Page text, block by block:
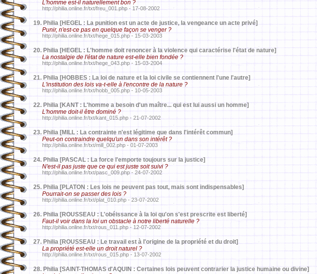
L'homme est-il naturellement bon ?
http://philia.online.fr/txt/freu_001.php - 17-08-2002
19. Philia [HEGEL : La punition est un acte de justice, la vengeance un acte privé]
Punir, n'est-ce pas en quelque façon se venger ?
http://philia.online.fr/txt/hege_015.php - 15-03-2003
20. Philia [HEGEL : L'homme doit renoncer à la violence qui caractérise l'état de nature]
La nostalgie de l'état de nature est-elle bien fondée ?
http://philia.online.fr/txt/hege_043.php - 15-03-2004
21. Philia [HOBBES : La loi de nature et la loi civile se contiennent l'une l'autre]
L'institution des lois va-t-elle à l'encontre de la nature ?
http://philia.online.fr/txt/hobb_005.php - 10-05-2003
22. Philia [KANT : L'homme a besoin d'un maître... qui est lui aussi un homme]
L'homme doit-il être dominé ?
http://philia.online.fr/txt/kant_015.php - 21-07-2002
23. Philia [MILL : La contrainte n'est légitime que dans l'intérêt commun]
Peut-on contraindre quelqu'un dans son intérêt ?
http://philia.online.fr/txt/mill_002.php - 01-07-2003
24. Philia [PASCAL : La force l'emporte toujours sur la justice]
N'est-il pas juste que ce qui est juste soit suivi ?
http://philia.online.fr/txt/pasc_009.php - 24-07-2002
25. Philia [PLATON : Les lois ne peuvent pas tout, mais sont indispensables]
Pourrait-on se passer des lois ?
http://philia.online.fr/txt/plat_010.php - 23-07-2002
26. Philia [ROUSSEAU : L'obéissance à la loi qu'on s'est prescrite est liberté]
Faut-il voir dans la loi un obstacle à notre liberté naturelle ?
http://philia.online.fr/txt/rous_011.php - 12-07-2002
27. Philia [ROUSSEAU : Le travail est à l'origine de la propriété et du droit]
La propriété est-elle un droit naturel ?
http://philia.online.fr/txt/rous_015.php - 13-07-2002
28. Philia [SAINT-THOMAS d'AQUIN : Certaines lois peuvent contrarier la justice humaine ou divine]